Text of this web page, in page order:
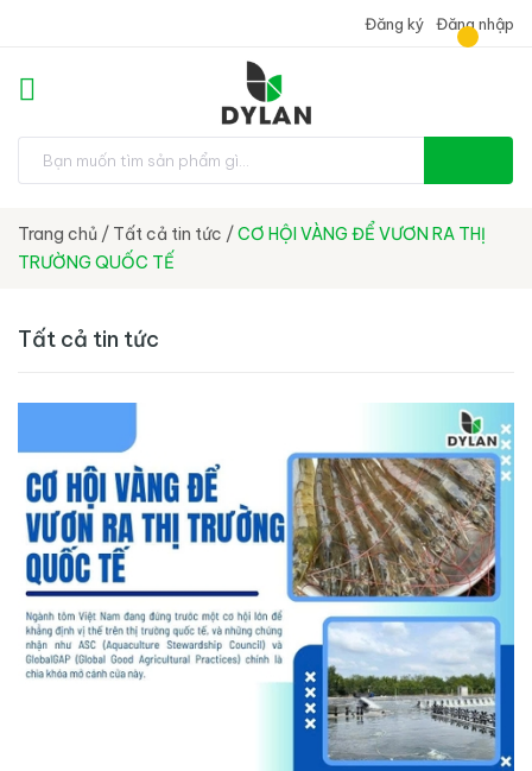
Đăng ký Đăng nhập
Trang chủ / Tất cả tin tức /CƠ HỘI VÀNG ĐỂ VƯƠN RA THỊ
TRƯỜNG QUỐC TẾ
Tất cả tin tức